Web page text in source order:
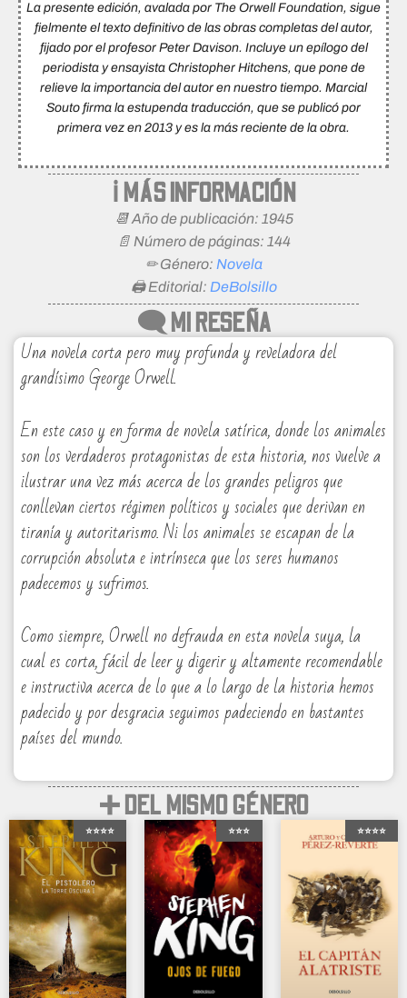
La presente edición, avalada por The Orwell Foundation, sigue
fielmente el texto definitivo de las obras completas del autor,
fijado por el profesor Peter Davison. Incluye un epílogo del
periodista y ensayista Christopher Hitchens, que pone de
relieve la importancia del autor en nuestro tiempo. Marcial
Souto firma la estupenda traducción, que se publicó por
primera vez en 2013 y es la más reciente de la obra.
ℹ MÁS INFORMACIÓN
📆 Año de publicación: 1945
📄 Número de páginas: 144
✏ Género: Novela
🖨 Editorial: DeBolsillo
🗨 MI RESEÑA
Una novela corta pero muy profunda y reveladora del
grandísimo George Orwell.
En este caso y en forma de novela satírica, donde los animales
son los verdaderos protagonistas de esta historia, nos vuelve a
ilustrar una vez más acerca de los grandes peligros que
conllevan ciertos régimen políticos y sociales que derivan en
tiranía y autoritarismo. Ni los animales se escapan de la
corrupción absoluta e intrínseca que los seres humanos
padecemos y sufrimos.
Como siempre, Orwell no defrauda en esta novela suya, la
cual es corta, fácil de leer y digerir y altamente recomendable
e instructiva acerca de lo que a lo largo de la historia hemos
padecido y por desgracia seguimos padeciendo en bastantes
países del mundo.
➕ DEL MISMO GÉNERO
⭐⭐⭐⭐ ⭐⭐⭐ ⭐⭐⭐⭐